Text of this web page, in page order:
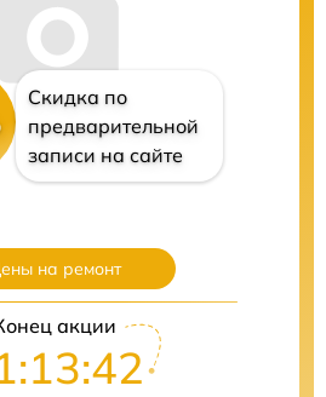
Скидка по
предварительной
записи на сайте
на ремонт
акции